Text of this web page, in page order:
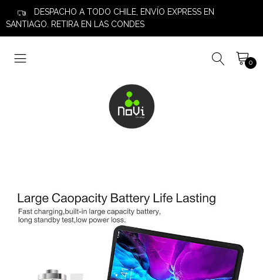
DESPACHO A TODO CHILE, ENVÍO EXPRESS EN
SANTIAGO. RETIRA EN LAS CONDES
0